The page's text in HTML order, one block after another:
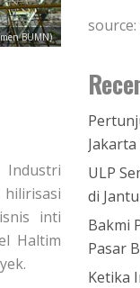
BUMN)
Industri
inti
Haltim
source:
ULP
di
Bakmi
Pasar
Ketika